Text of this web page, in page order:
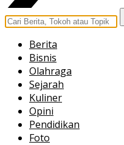
Berita
Bisnis
Olahraga
Sejarah
Kuliner
Opini
Pendidikan
Foto